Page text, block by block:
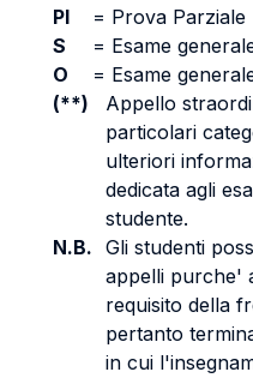
PI
= Prova Parziale
S
= Esame
O
= Esame
(**)
Appello
particolari
ulteriori
dedicata agli
studente.
N.B. Gli studenti
appelli purche'
requisito della
pertanto
in cui